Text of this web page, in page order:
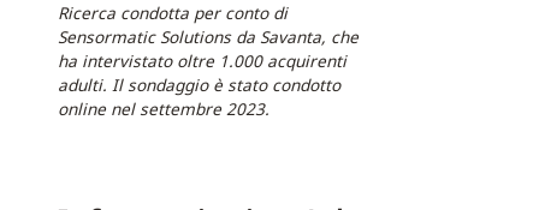
Ricerca condotta per conto di
Sensormatic Solutions da Savanta, che
ha intervistato oltre 1.000 acquirenti
adulti. Il sondaggio è stato condotto
online nel settembre 2023.